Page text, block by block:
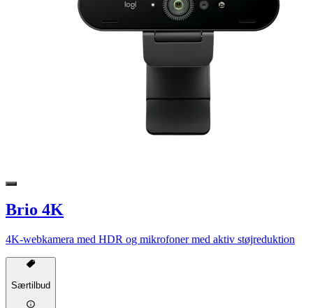
Brio 4K
4K-webkamera med HDR og mikrofoner med aktiv støjreduktion
Særtilbud